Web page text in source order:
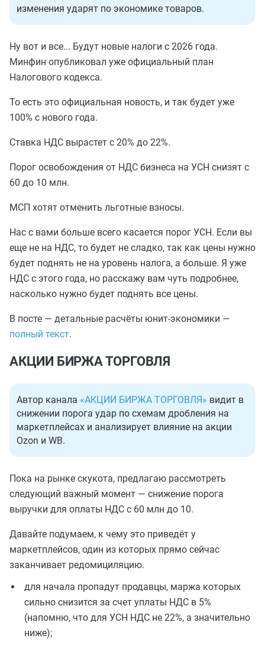
изменения ударят по экономике товаров.
Ну вот и все... Будут новые налоги с 2026 года.
Минфин опубликовал уже официальный план
Налогового кодекса.
То есть это официальная новость, и так будет уже
100% с нового года.
Ставка НДС вырастет с 20% до 22%.
Порог освобождения от НДС бизнеса на УСН снизят с
60 до 10 млн.
МСП хотят отменить льготные взносы.
Нас с вами больше всего касается порог УСН. Если вы
еще не на НДС, то будет не сладко, так как цены нужно
будет поднять не на уровень налога, а больше. Я уже
НДС с этого года, но расскажу вам чуть подробнее,
насколько нужно будет поднять все цены.
В посте — детальные расчёты юнит-экономики —
полный текст.
АКЦИИ БИРЖА ТОРГОВЛЯ
Автор канала «АКЦИИ БИРЖА ТОРГОВЛЯ» видит в
снижении порога удар по схемам дробления на
маркетплейсах и анализирует влияние на акции
Ozon и WB.
Пока на рынке скукота, предлагаю рассмотреть
следующий важный момент — снижение порога
выручки для оплаты НДС с 60 млн до 10.
Давайте подумаем, к чему это приведёт у
маркетплейсов, один из которых прямо сейчас
заканчивает редомициляцию.
для начала пропадут продавцы, маржа которых
сильно снизится за счет уплаты НДС в 5%
(напомню, что для УСН НДС не 22%, а значительно
ниже);